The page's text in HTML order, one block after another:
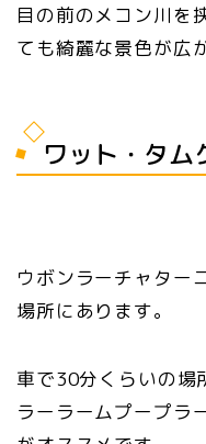
目の前のメコン川を
ても綺麗な景色が広
ワット・タム
ウボンラーチャター
場所にあります。
車で30分くらいの場
ラーラームプープラ